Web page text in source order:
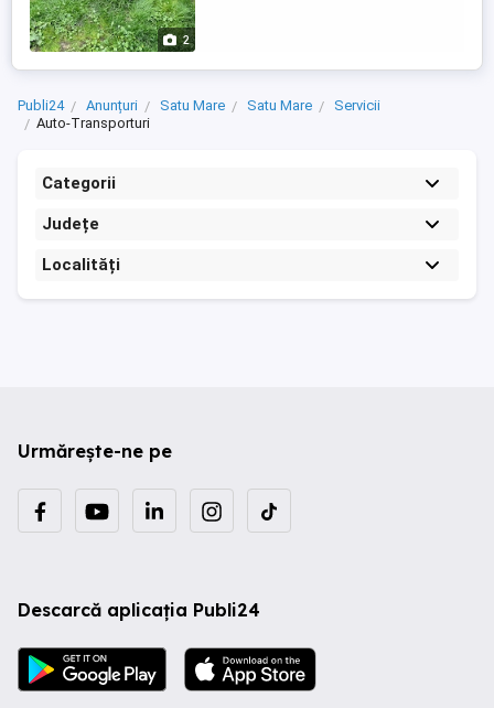
2
Publi24 Anunțuri Satu Mare Satu Mare
Servicii
Auto-Transporturi
Categorii
Județe
Localități
Urmărește-ne pe
Descarcă aplicația Publi24